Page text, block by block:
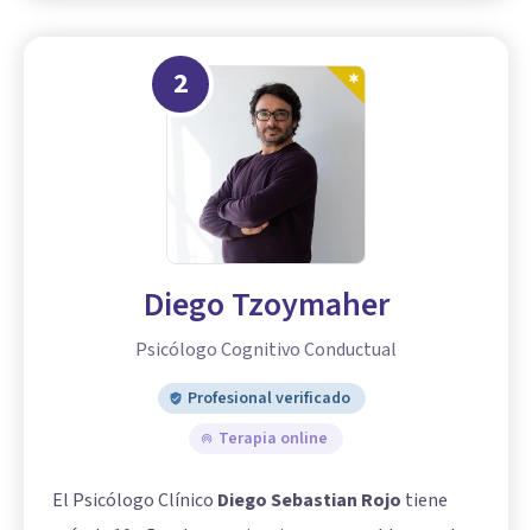
2
Diego Tzoymaher
Psicólogo Cognitivo Conductual
Profesional verificado
Terapia online
El Psicólogo Clínico Diego Sebastian Rojo tiene